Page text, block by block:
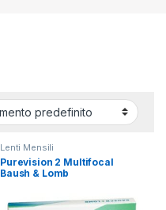
Lenti Mensili
Purevision 2 Multifocal
Baush & Lomb